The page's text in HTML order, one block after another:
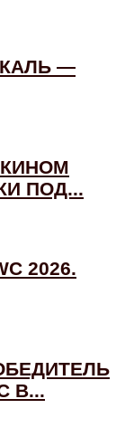
—
ПОД...
2026.
В...